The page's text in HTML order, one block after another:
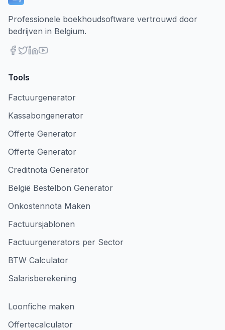
Professionele boekhoudsoftware vertrouwd door
bedrijven in Belgium.
Tools
Factuurgenerator
Kassabongenerator
Offerte Generator
Offerte Generator
Creditnota Generator
België Bestelbon Generator
Onkostennota Maken
Factuursjablonen
Factuurgenerators per Sector
BTW Calculator
Salarisberekening
Loonfiche maken
Offertecalculator